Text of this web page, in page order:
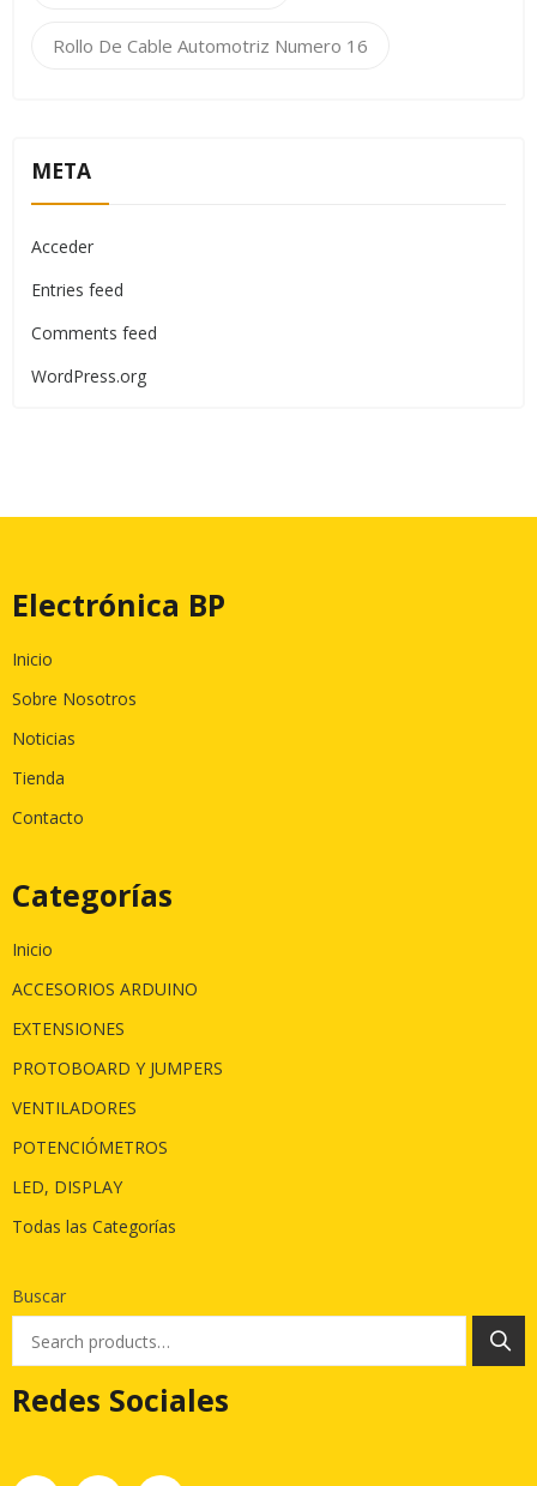
Rollo De Cable Automotriz Numero 16
META
Acceder
Entries feed
Comments feed
WordPress.org
Electrónica BP
Inicio
Sobre Nosotros
Noticias
Tienda
Contacto
Categorías
Inicio
ACCESORIOS ARDUINO
EXTENSIONES
PROTOBOARD Y JUMPERS
VENTILADORES
POTENCIÓMETROS
LED, DISPLAY
Todas las Categorías
Buscar
Redes Sociales